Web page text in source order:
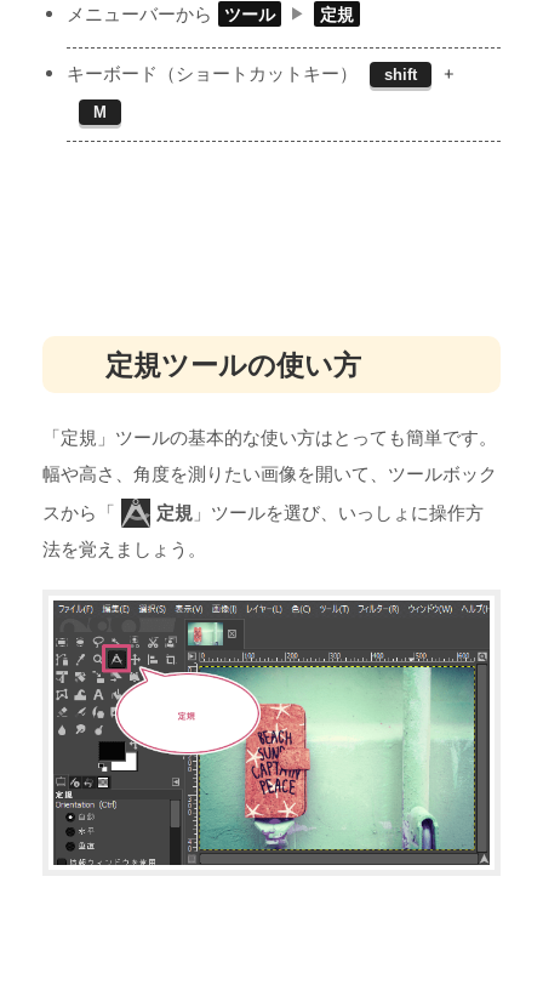
メニューバーから ツール 定規
キーボード（ショートカットキー） shift +
M
定規ツールの使い方
「定規」ツールの基本的な使い方はとっても簡単です。
幅や高さ、角度を測りたい画像を開いて、ツールボック
スから「
定規 」ツールを選び、いっしょに操作方
法を覚えましょう。